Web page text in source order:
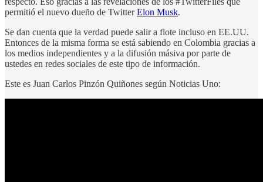
permitió el nuevo dueño de TwitterElon Musk.
Se dan cuenta que la verdad puede salir a flote incluso en EE.UU.
Entonces de la misma forma se está sabiendo en Colombia gracias a
los medios independientes y a la difusión másiva por parte de
ustedes en redes sociales de este tipo de información.
Este es Juan Carlos Pinzón Quiñones según Noticias Uno: